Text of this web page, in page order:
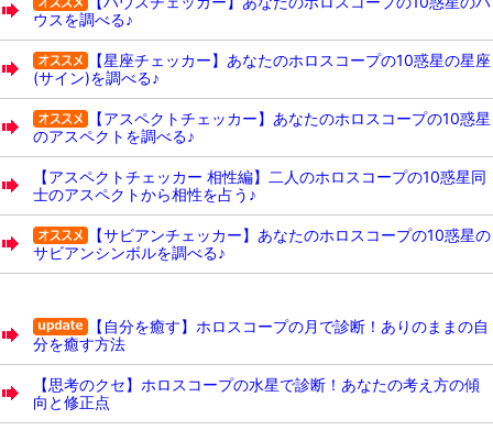
ウスを調べる♪
【星座チェッカー】あなたのホロスコープの10惑星の星座
(サイン)を調べる♪
【アスペクトチェッカー】あなたのホロスコープの10惑星
のアスペクトを調べる♪
【アスペクトチェッカー 相性編】二人のホロスコープの10惑星同
士のアスペクトから相性を占う♪
【サビアンチェッカー】あなたのホロスコープの10惑星の
サビアンシンボルを調べる♪
【自分を癒す】ホロスコープの月で診断！ありのままの自
分を癒す方法
【思考のクセ】ホロスコープの水星で診断！あなたの考え方の傾
向と修正点